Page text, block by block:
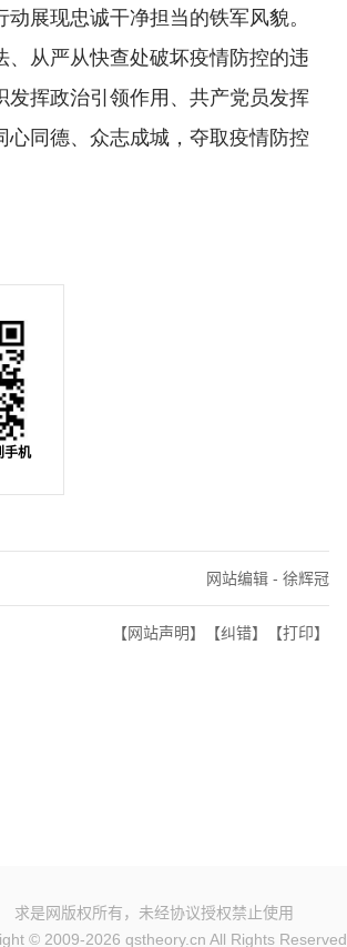
展现忠诚干净担当的铁军风貌。
从严从快查处破坏疫情防控的违
挥政治引领作用、共产党员发挥
同德、众志成城，夺取疫情防控
手机
网站编辑 - 徐辉冠
【网站声明】 【纠错】 【打印】
求是网版权所有，未经协议授权禁止使用
© 2009-2026 qstheory.cn All Rights Reserved.